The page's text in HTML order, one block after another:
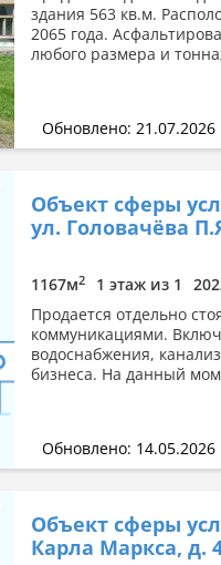
здания 563 кв.м.
2065 года.
любого размера и
Обновлено: 21.07.2026
Объект сферы
ул. Головачёва
1167м2 1 этаж из 1
Продается отдельно
коммуникациями.
водоснабжения,
бизнеса. На данный
Обновлено: 14.05.2026
Объект сферы
Карла Маркса, д.